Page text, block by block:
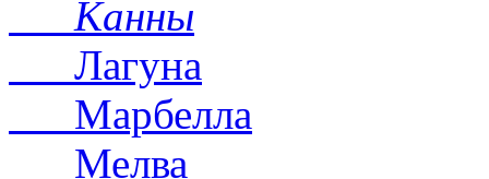
Канны
Лагуна
Марбелла
Мелва